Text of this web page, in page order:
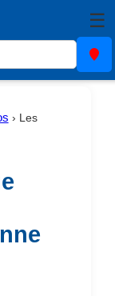
☰
› Les